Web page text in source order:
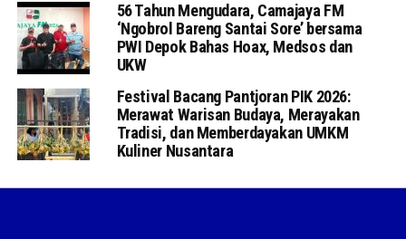
56 Tahun Mengudara, Camajaya FM
‘Ngobrol Bareng Santai Sore’ bersama
PWI Depok Bahas Hoax, Medsos dan
UKW
Festival Bacang Pantjoran PIK 2026:
Merawat Warisan Budaya, Merayakan
Tradisi, dan Memberdayakan UMKM
Kuliner Nusantara